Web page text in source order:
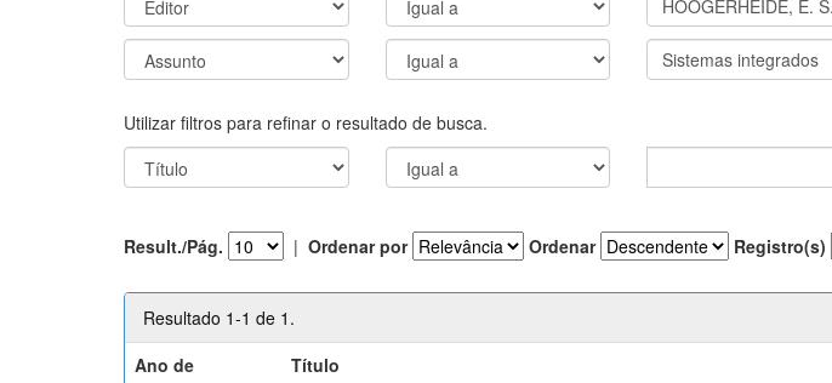
Utilizar filtros para refinar o resultado de busca.
Result./Pág. | Ordenar por Ordenar Registro(s)
Resultado 1-1 de 1.
Ano de
Título